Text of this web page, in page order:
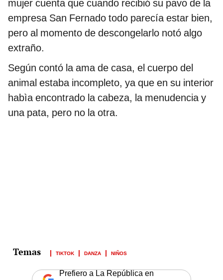
mujer cuenta que cuando recibió su pavo de la
empresa San Fernado todo parecía estar bien,
pero al momento de descongelarlo notó algo
extraño.
Según contó la ama de casa, el cuerpo del
animal estaba incompleto, ya que en su interior
habìa encontrado la cabeza, la menudencia y
una pata, pero no la otra.
TIKTOK DANZA NIÑOS
Prefiero a La República en